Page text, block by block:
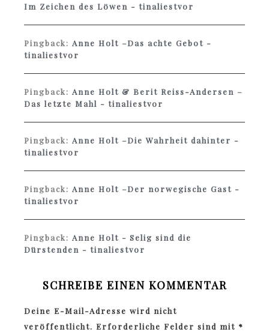
Im Zeichen des Löwen - tinaliestvor
Pingback:Anne Holt –Das achte Gebot -
tinaliestvor
Pingback:Anne Holt & Berit Reiss-Andersen –
Das letzte Mahl - tinaliestvor
Pingback:Anne Holt –Die Wahrheit dahinter -
tinaliestvor
Pingback:Anne Holt –Der norwegische Gast -
tinaliestvor
Pingback:Anne Holt - Selig sind die
Dürstenden - tinaliestvor
SCHREIBE EINEN KOMMENTAR
Deine E-Mail-Adresse wird nicht
veröffentlicht. Erforderliche Felder sind mit *